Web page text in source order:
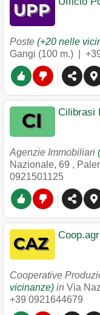
Poste (+20 nelle
Gangi (100 m.) |
Cilibrasi
Agenzie Immobiliari
Nazionale, 69 ,
0921501125
Cooperative
vicinanze) in Via
+39 0921644679